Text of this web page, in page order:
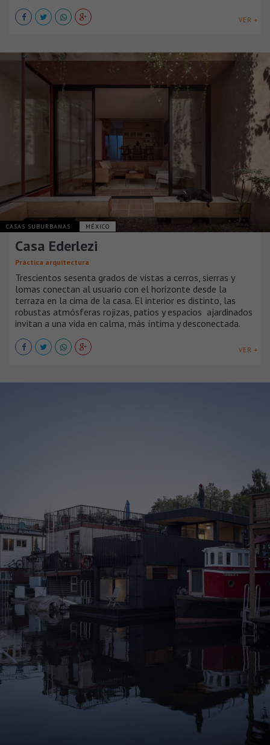
VER +
CASAS SUBURBANAS MÉXICO
Casa Ederlezi
Práctica arquitectura
Trescientos sesenta grados de vistas a cerros, sierras y
lomas conectan al usuario con el horizonte desde la
terraza en la cima de la casa. El interior es distinto, las
robustas atmósferas rojizas, patios y espacios ajardinados
invitan a una vida en calma, más íntima y desconectada.
VER +